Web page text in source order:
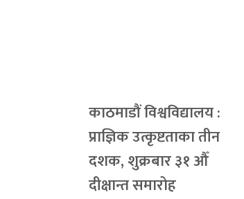
काठमाडौं विश्वविद्यालय :
प्राज्ञिक उत्कृष्टताका तीन
दशक, शुक्रबार ३१ औँ
दीक्षान्त समारोह